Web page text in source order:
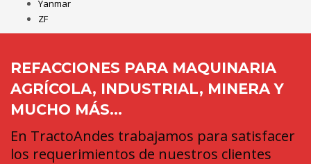
Yanmar
ZF
REFACCIONES PARA MAQUINARIA
AGRÍCOLA, INDUSTRIAL, MINERA Y
MUCHO MÁS...
En TractoAndes trabajamos para satisfacer
los requerimientos de nuestros clientes